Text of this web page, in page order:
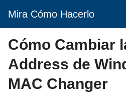
Mira Cómo Hacerlo
Cómo Cambiar
Address de
MAC Changer